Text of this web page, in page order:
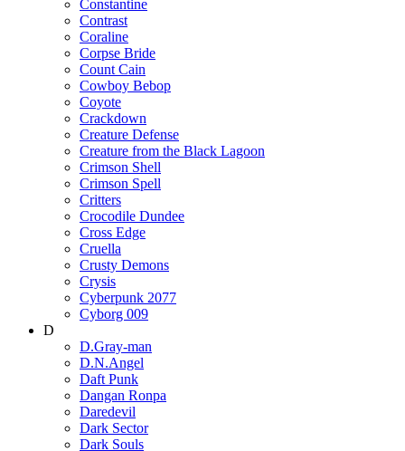
Constantine
Contrast
Coraline
Corpse Bride
Count Cain
Cowboy Bebop
Coyote
Crackdown
Creature Defense
Creature from the Black Lagoon
Crimson Shell
Crimson Spell
Critters
Crocodile Dundee
Cross Edge
Cruella
Crusty Demons
Crysis
Cyberpunk 2077
Cyborg 009
D
D.Gray-man
D.N.Angel
Daft Punk
Dangan Ronpa
Daredevil
Dark Sector
Dark Souls